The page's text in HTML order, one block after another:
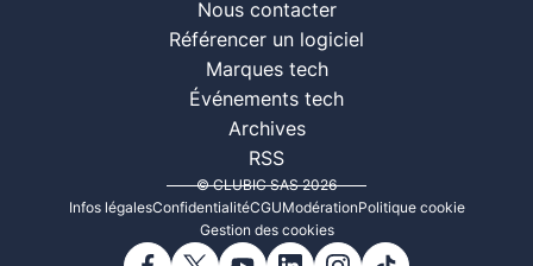
Nous contacter
Référencer un logiciel
Marques tech
Événements tech
Archives
RSS
© CLUBIC SAS 2026
Infos légalesConfidentialitéCGUModérationPolitique cookie
Gestion des cookies